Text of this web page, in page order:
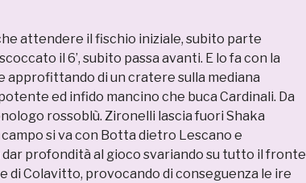
attendere il fischio iniziale, subito parte
il 6’, subito passa avanti. E lo fa con la
approfittando di un cratere sulla mediana
ed infido mancino che buca Cardinali. Da
rossoblù. Zironelli lascia fuori Shaka
si va con Botta dietro Lescano e
profondità al gioco svariando su tutto il fronte
di Colavitto, provocando di conseguenza le ire